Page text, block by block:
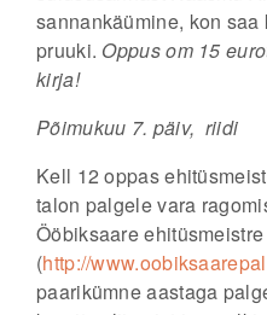
sannankäümine, kon
pruuki. Oppus om 15
kirja!
Põimukuu 7. päiv, riidi
Kell 12 oppas
talon palgele vara
Ööbiksaare ehitüsmeistre
(http://
paarikümne aastaga